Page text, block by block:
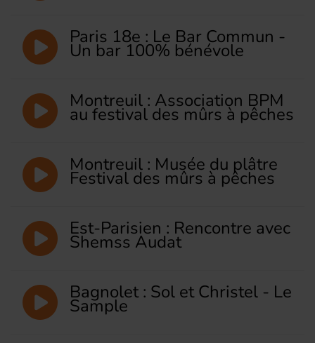
Paris 18e : Le Bar Commun -
Un bar 100% bénévole
Montreuil : Association BPM
au festival des mûrs à pêches
Montreuil : Musée du plâtre
Festival des mûrs à pêches
Est-Parisien : Rencontre avec
Shemss Audat
Bagnolet : Sol et Christel - Le
Sample